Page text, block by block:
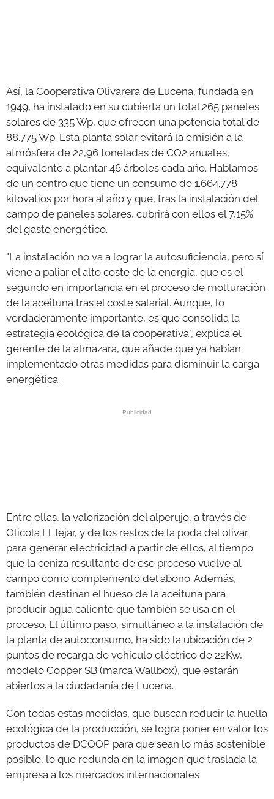
Así, la Cooperativa Olivarera de Lucena, fundada en
1949, ha instalado en su cubierta un total 265 paneles
solares de 335 Wp, que ofrecen una potencia total de
88.775 Wp. Esta planta solar evitará la emisión a la
atmósfera de 22,96 toneladas de CO2 anuales,
equivalente a plantar 46 árboles cada año. Hablamos
de un centro que tiene un consumo de 1.664.778
kilovatios por hora al año y que, tras la instalación del
campo de paneles solares, cubrirá con ellos el 7,15%
del gasto energético.
"La instalación no va a lograr la autosuficiencia, pero sí
viene a paliar el alto coste de la energía, que es el
segundo en importancia en el proceso de molturación
de la aceituna tras el coste salarial. Aunque, lo
verdaderamente importante, es que consolida la
estrategia ecológica de la cooperativa", explica el
gerente de la almazara, que añade que ya habían
implementado otras medidas para disminuir la carga
energética.
Entre ellas, la valorización del alperujo, a través de
Olicola El Tejar, y de los restos de la poda del olivar
para generar electricidad a partir de ellos, al tiempo
que la ceniza resultante de ese proceso vuelve al
campo como complemento del abono. Además,
también destinan el hueso de la aceituna para
producir agua caliente que también se usa en el
proceso. El último paso, simultáneo a la instalación de
la planta de autoconsumo, ha sido la ubicación de 2
puntos de recarga de vehículo eléctrico de 22Kw,
modelo Copper SB (marca Wallbox), que estarán
abiertos a la ciudadanía de Lucena.
Con todas estas medidas, que buscan reducir la huella
ecológica de la producción, se logra poner en valor los
productos de DCOOP para que sean lo más sostenible
posible, lo que redunda en la imagen que traslada la
empresa a los mercados internacionales